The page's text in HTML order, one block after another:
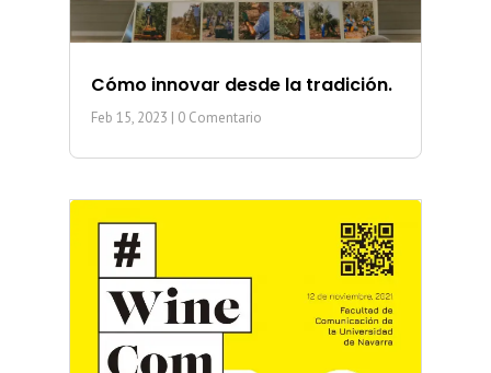
Cómo innovar desde la tradición.
Feb 15, 2023 | 0 Comentario